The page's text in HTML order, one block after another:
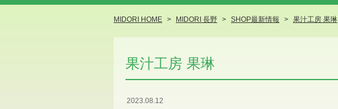
MIDORI HOME MIDORI 長野 SHOP最新情報 果汁工房 果琳
果汁工房 果琳
2023.08.12